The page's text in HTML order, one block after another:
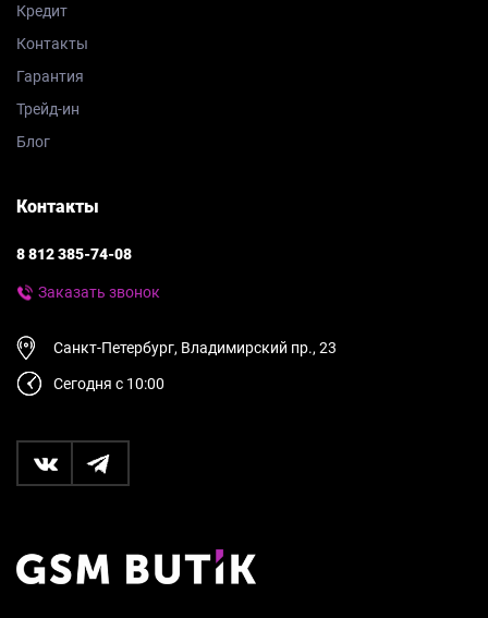
Кредит
Контакты
Гарантия
Трейд-ин
Блог
Контакты
8 812 385-74-08
Заказать звонок
Санкт-Петербург, Владимирский пр., 23
Сегодня с 10:00